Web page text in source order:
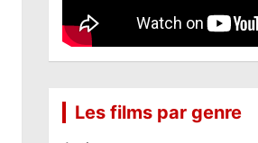
Les films par genre